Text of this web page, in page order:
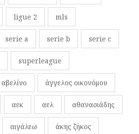
ligue 2 mls
serie a serie b serie c
superleague
αβελίνο άγγελος οικονόμου
αεκ αελ αθανασιάδης
αιγάλεω άκης ζήκος